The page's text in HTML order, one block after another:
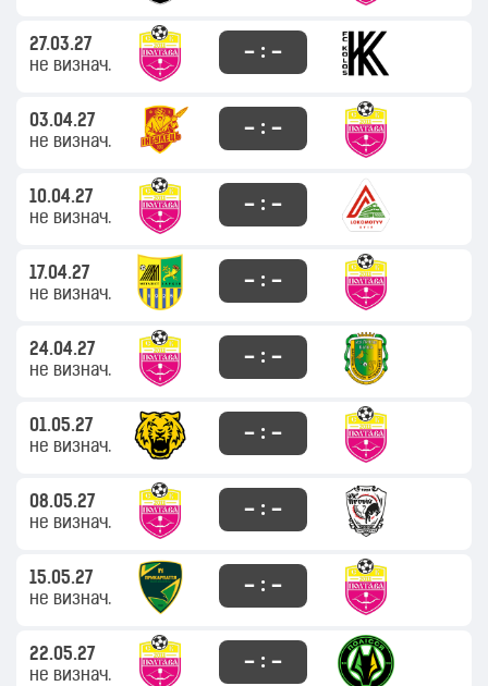
27.03.27
не визнач.
– : –
03.04.27
не визнач.
– : –
10.04.27
не визнач.
– : –
17.04.27
не визнач.
– : –
24.04.27
не визнач.
– : –
01.05.27
не визнач.
– : –
08.05.27
не визнач.
– : –
15.05.27
не визнач.
– : –
22.05.27
не визнач.
– : –